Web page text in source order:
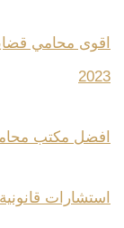
اقوى محامي
2023
افضل مكتب محاماة
استشارات قانونية